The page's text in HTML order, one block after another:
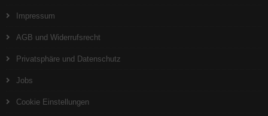
Impressum
AGB und Widerrufsrecht
Privatsphäre und Datenschutz
Jobs
Cookie Einstellungen